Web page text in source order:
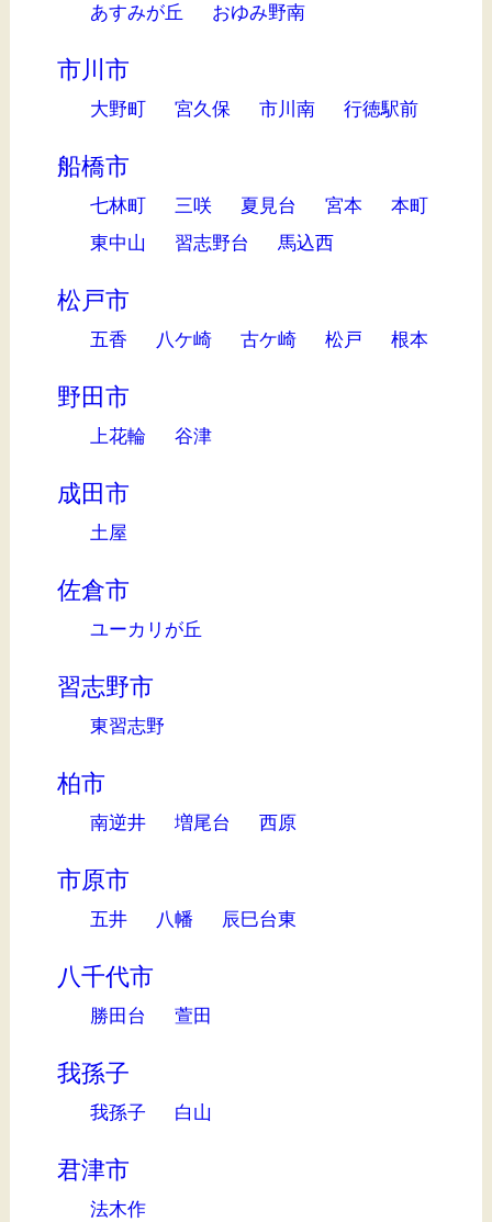
あすみが丘 おゆみ野南
市川市
大野町 宮久保 市川南 行徳駅前
船橋市
七林町 三咲 夏見台 宮本
本町
東中山
習志野台 馬込西
松戸市
五香 八ケ崎 古ケ崎 松戸 根本
野田市
上花輪 谷津
成田市
土屋
佐倉市
ユーカリが丘
習志野市
東習志野
柏市
南逆井 増尾台 西原
市原市
五井 八幡 辰巳台東
八千代市
勝田台 萱田
我孫子
我孫子 白山
君津市
法木作